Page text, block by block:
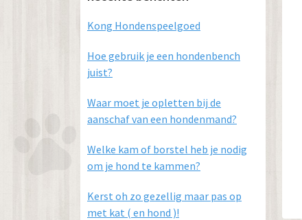
Sidebar
Kong Hondenspeelgoed
Hoe gebruik je een hondenbench
juist?
Waar moet je opletten bij de
aanschaf van een hondenmand?
Welke kam of borstel heb je nodig
om je hond te kammen?
Kerst oh zo gezellig maar pas op
met kat ( en hond )!